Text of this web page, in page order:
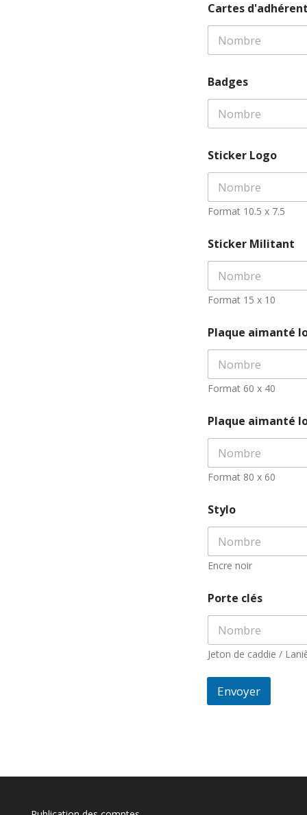
Cartes
Badges
Sticker Logo
Format 10.5 x 7.5
Sticker Militant
Format 15 x 10
Plaque aimanté
Format 60 x 40
Plaque aimanté
Format 80 x 60
Stylo
Encre noir
Porte clés
Jeton de caddie /
Envoyer